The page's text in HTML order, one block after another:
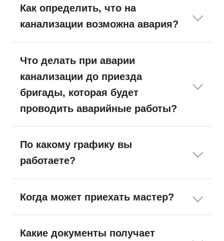
Как определить, что на
канализации возможна авария?
Что делать при аварии
канализации до приезда
бригады, которая будет
проводить аварийные работы?
По какому графику вы
работаете?
Когда может приехать мастер?
Какие документы получает